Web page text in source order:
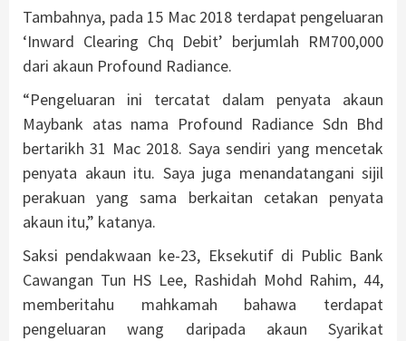
Tambahnya, pada 15 Mac 2018 terdapat pengeluaran
‘Inward Clearing Chq Debit’ berjumlah RM700,000
dari akaun Profound Radiance.
“Pengeluaran ini tercatat dalam penyata akaun
Maybank atas nama Profound Radiance Sdn Bhd
bertarikh 31 Mac 2018. Saya sendiri yang mencetak
penyata akaun itu. Saya juga menandatangani sijil
perakuan yang sama berkaitan cetakan penyata
akaun itu,” katanya.
Saksi pendakwaan ke-23, Eksekutif di Public Bank
Cawangan Tun HS Lee, Rashidah Mohd Rahim, 44,
memberitahu mahkamah bahawa terdapat
pengeluaran wang daripada akaun Syarikat